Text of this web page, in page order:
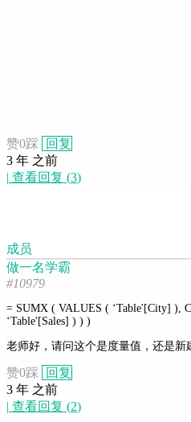
赞0踩
回复
3 年 之前
| 查看回复 (3)
成员
做一名学霸
#10979
= SUMX ( VALUES ( ‘Table'[City] ),
‘Table'[Sales] ) ) )
老师好，请问这个是度量值，还是新
赞0踩
回复
3 年 之前
| 查看回复 (2)